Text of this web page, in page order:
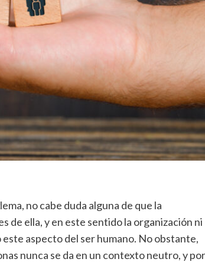
no cabe duda alguna de que la
de ella, y en este sentido la organización ni
aspecto del ser humano. No obstante,
nunca se da en un contexto neutro, y por